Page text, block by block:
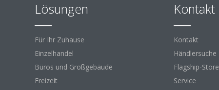
Lösungen
Für Ihr Zuhause
Einzelhandel
Büros und Großgebäude
Freizeit
Kontakt
Kontakt
Händlersuche
Flagship-Store
Service